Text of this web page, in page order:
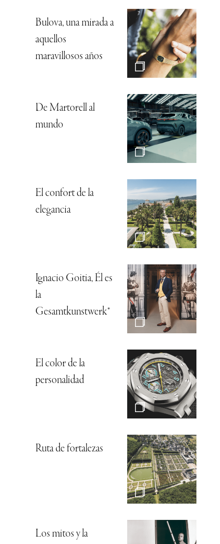
Bulova, una mirada a
aquellos
maravillosos años
De Martorell al
mundo
El confort de la
elegancia
Ignacio Goitia, Él es
la
Gesamtkunstwerk*
El color de la
personalidad
Ruta de fortalezas
Los mitos y la